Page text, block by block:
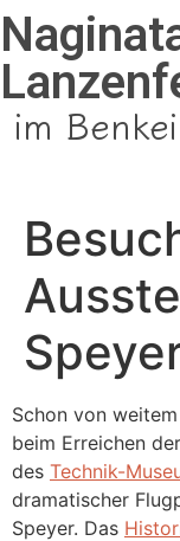
im
Schon von
beim Erreichen
des Technik-
dramatischer
Speyer. Das